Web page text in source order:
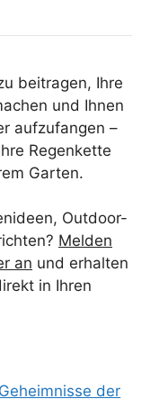
beitragen, Ihre
und Ihnen
aufzufangen –
Regenkette
Garten.
Outdoor-
Melden
an und erhalten
in Ihren
der